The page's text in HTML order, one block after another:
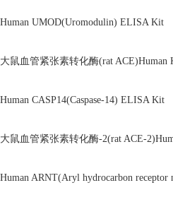
Human UMOD(Uromodulin) ELISA Kit
大鼠血管紧张素转化酶(rat ACE)Human
Human CASP14(Caspase-14) ELISA Kit
大鼠血管紧张素转化酶-2(rat ACE-
Human ARNT(Aryl hydrocarbon